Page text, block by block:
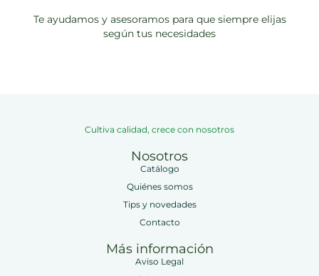
Te ayudamos y asesoramos para que siempre elijas
según tus necesidades
Cultiva calidad, crece con nosotros
Nosotros
Catálogo
Quiénes somos
Tips y novedades
Contacto
Más información
Aviso Legal